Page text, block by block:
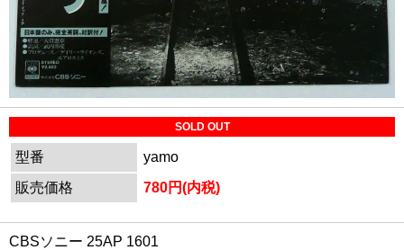
SOLD OUT
型番
yamo
販売価格
780円(内税)
CBSソニー 25AP 1601